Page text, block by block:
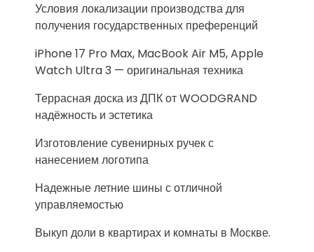
Условия локализации производства для
получения государственных преференций
iPhone 17 Pro Max, MacBook Air M5, Apple
Watch Ultra 3 — оригинальная техника
Террасная доска из ДПК от WOODGRAND
надёжность и эстетика
Изготовление сувенирных ручек с
нанесением логотипа
Надежные летние шины с отличной
управляемостью
Выкуп доли в квартирах и комнаты в Москве.